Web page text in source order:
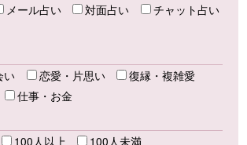
メール占い 対面占い
チャット占い
い
恋愛・片思い
復縁・複雑愛
仕事・お金
100人以上
100人未満